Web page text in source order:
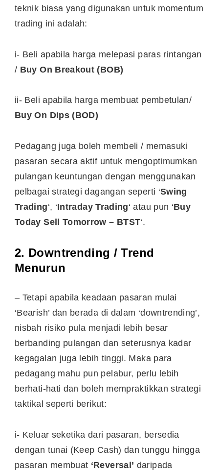
teknik biasa yang digunakan untuk momentum
trading ini adalah:
i- Beli apabila harga melepasi paras rintangan
/ Buy On Breakout (BOB)
ii- Beli apabila harga membuat pembetulan/
Buy On Dips (BOD)
Pedagang juga boleh membeli / memasuki
pasaran secara aktif untuk mengoptimumkan
pulangan keuntungan dengan menggunakan
pelbagai strategi dagangan seperti ‘Swing
Trading‘, ‘Intraday Trading‘ atau pun ‘Buy
Today Sell Tomorrow – BTST‘.
2. Downtrending / Trend
Menurun
– Tetapi apabila keadaan pasaran mulai
‘Bearish’ dan berada di dalam ‘downtrending’,
nisbah risiko pula menjadi lebih besar
berbanding pulangan dan seterusnya kadar
kegagalan juga lebih tinggi. Maka para
pedagang mahu pun pelabur, perlu lebih
berhati-hati dan boleh mempraktikkan strategi
taktikal seperti berikut:
i- Keluar seketika dari pasaran, bersedia
dengan tunai (Keep Cash) dan tunggu hingga
pasaran membuat ‘Reversal’ daripada